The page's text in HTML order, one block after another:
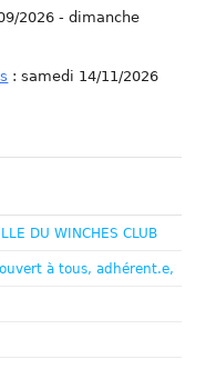
2026 - dimanche
: samedi 14/11/2026
DU WINCHES CLUB
à tous, adhérent.e,